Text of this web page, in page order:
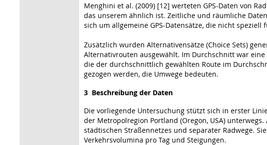
Menghini et al. (2009) [12] werteten GPS-Daten von
das unserem ähnlich ist. Zeitliche und räumliche
sich um allgemeine GPS-Datensätze, die nicht
Zusätzlich wurden Alternativensätze (Choice Sets)
Alternativrouten ausgewählt. Im Durchschnitt war
die der durchschnittlich gewählten Route im
gezogen werden, die Umwege bedeuten.
3 Beschreibung der Daten
Die vorliegende Untersuchung stützt sich in erster
der Metropolregion Portland (Oregon, USA)
städtischen Straßennetzes und separater Radwege.
Verkehrsvolumina pro Tag und Steigungen.